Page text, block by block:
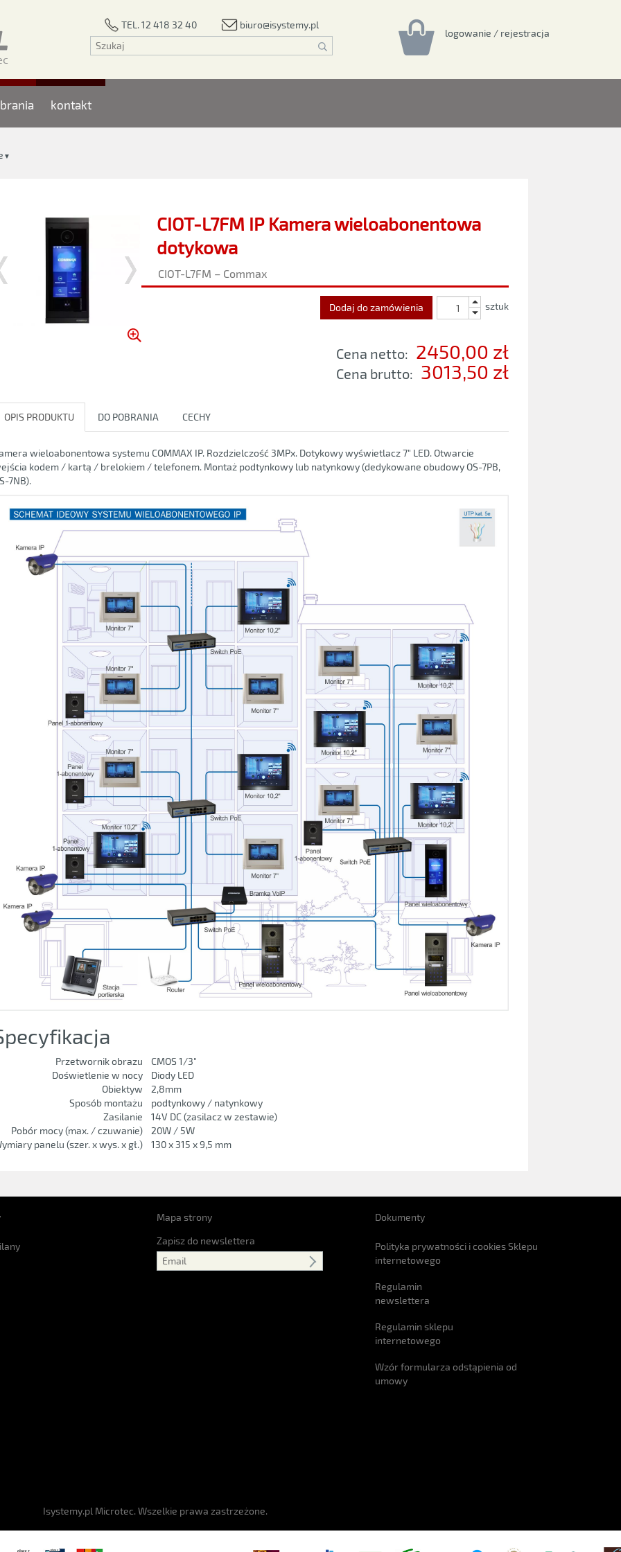
TEL. 12 418 32 40 biuro@isystemy.pl
logowanie / rejestracja
kontakt
▼
CIOT-L7FM IP Kamera wieloabonentowa
dotykowa
CIOT-L7FM – Commax
Dodaj do zamówienia sztuk
Cena netto: 2450,00 zł
Cena brutto: 3013,50 zł
OPIS PRODUKTU DO POBRANIA CECHY
wieloabonentowa systemu COMMAX IP. Rozdzielczość 3MPx. Dotykowy wyświetlacz 7" LED. Otwarcie
kodem / kartą / brelokiem / telefonem. Montaż podtynkowy lub natynkowy (dedykowane obudowy OS-7PB,
7NB).
Przetwornik obrazu
CMOS 1/3"
Doświetlenie w nocy
Diody LED
Obiektyw
2,8mm
Sposób montażu
podtynkowy / natynkowy
Zasilanie
14V DC (zasilacz w zestawie)
Pobór mocy (max. / czuwanie)
20W / 5W
panelu (szer. x wys. x gł.)
130 x 315 x 9,5 mm
Mapa strony
Zapisz do newslettera
Dokumenty
Polityka prywatności i cookies Sklepu
internetowego
Regulamin
newslettera
Regulamin sklepu
internetowego
Wzór formularza odstąpienia od
umowy
Isystemy.pl Microtec. Wszelkie prawa zastrzeżone.